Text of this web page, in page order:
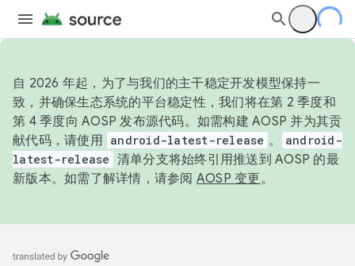
自 2026 年起，为了与我们的主干稳定开发模型保持一
致，并确保生态系统的平台稳定性，我们将在第 2 季度和
第 4 季度向 AOSP 发布源代码。如需构建 AOSP 并为其贡
献代码，请使用 android-latest-release 。
android-
latest-release 清单分支将始终引用推送到 AOSP 的最
新版本。如需了解详情，请参阅 AOSP 变更。